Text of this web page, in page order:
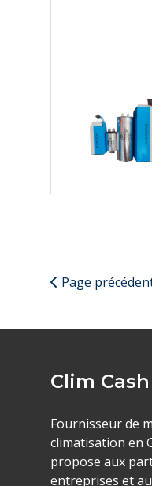
Page
Clim
Fournisseur de
climatisation en
propose aux
entreprises et